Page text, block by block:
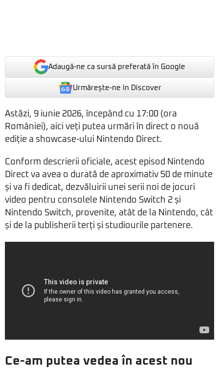
Adaugă-ne ca sursă preferată în Google
Urmărește-ne in Discover
Astăzi, 9 iunie 2026, începând cu 17:00 (ora
României), aici veți putea urmări în direct o nouă
ediție a showcase-ului Nintendo Direct.
Conform descrierii oficiale, acest episod Nintendo
Direct va avea o durată de aproximativ 50 de minute
și va fi dedicat, dezvăluirii unei serii noi de jocuri
video pentru consolele Nintendo Switch 2 și
Nintendo Switch, provenite, atât de la Nintendo, cât
și de la publisherii terți și studiourile partenere.
Ce-am putea vedea în acest nou